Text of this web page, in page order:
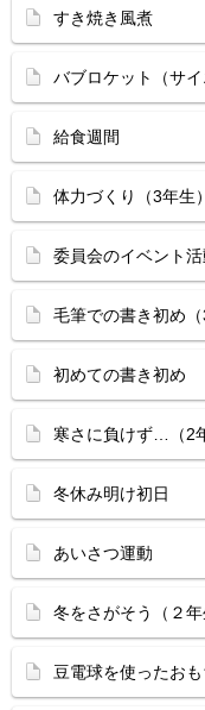
すき焼き風煮
バブロケット（サイ
給食週間
体力づくり（3年生）
委員会のイベント活
毛筆での書き初め（
初めての書き初め
寒さに負けず…（2
冬休み明け初日
あいさつ運動
冬をさがそう（２年
豆電球を使ったお